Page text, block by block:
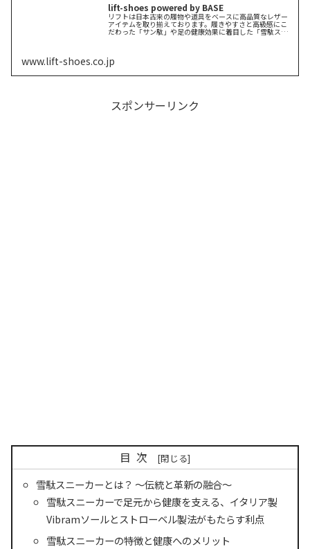
lift-shoes powered by BASE
リフトは日本古来の履物や道具をベースに高品質なレザー
アイテムを取り揃えております。履きやすさと高級感にこ
だわった「サン駄」や足の健康効果に着目した「雪駄スニ
www.lift-shoes.co.jp
スポンサーリンク
目次
雪駄スニーカーとは？ ～伝統と革新の融合～
雪駄スニーカーで足元から健康を支える、イタリア製
Vibramソールとストローベル製法がもたらす利点
雪駄スニーカーの特徴と健康へのメリット